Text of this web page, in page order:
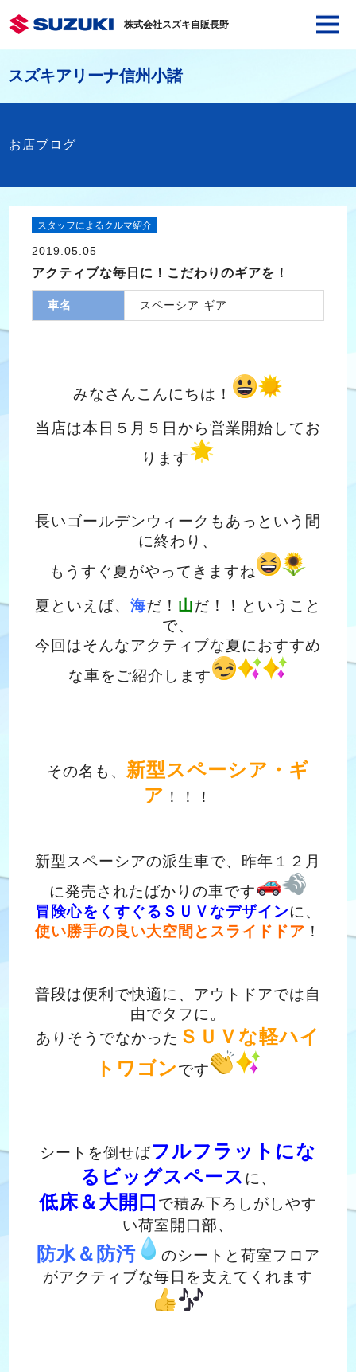
株式会社スズキ自販長野
スズキアリーナ信州小諸
お店ブログ
スタッフによるクルマ紹介
2019.05.05
アクティブな毎日に！こだわりのギアを！
車名 スペーシア ギア
みなさんこんにちは！
当店は本日５月５日から営業開始してお
ります
長いゴールデンウィークもあっという間
に終わり、
もうすぐ夏がやってきますね
夏といえば、 海だ！ 山だ！！ということ
で、
今回はそんなアクティブな夏におすすめ
な車をご紹介します
その名も、 新型スペーシア・ギ
ア ！！！
新型スペーシアの派生車で、昨年１２月
に発売されたばかりの車です
冒険心をくすぐるＳＵＶなデザインに、
使い勝手の良い大空間とスライドドア ！
普段は便利で快適に、アウトドアでは自
由でタフに。
ありそうでなかった ＳＵＶな軽ハイ
トワゴンです
シートを倒せばフルフラットにな
るビッグスペース に、
低床＆大開口 で積み下ろしがしやす
い荷室開口部、
防水＆防汚
のシートと荷室フロア
がアクティブな毎日を支えてくれます